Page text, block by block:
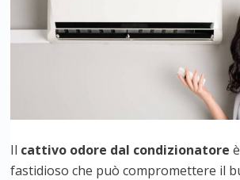
Il cattivo odore dal condizionatore
fastidioso che può compromettere il